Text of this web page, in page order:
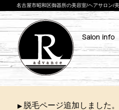
名古屋市昭和区御器所の美容室/ヘアサロン/
▶ 脱毛ページ追加しました。